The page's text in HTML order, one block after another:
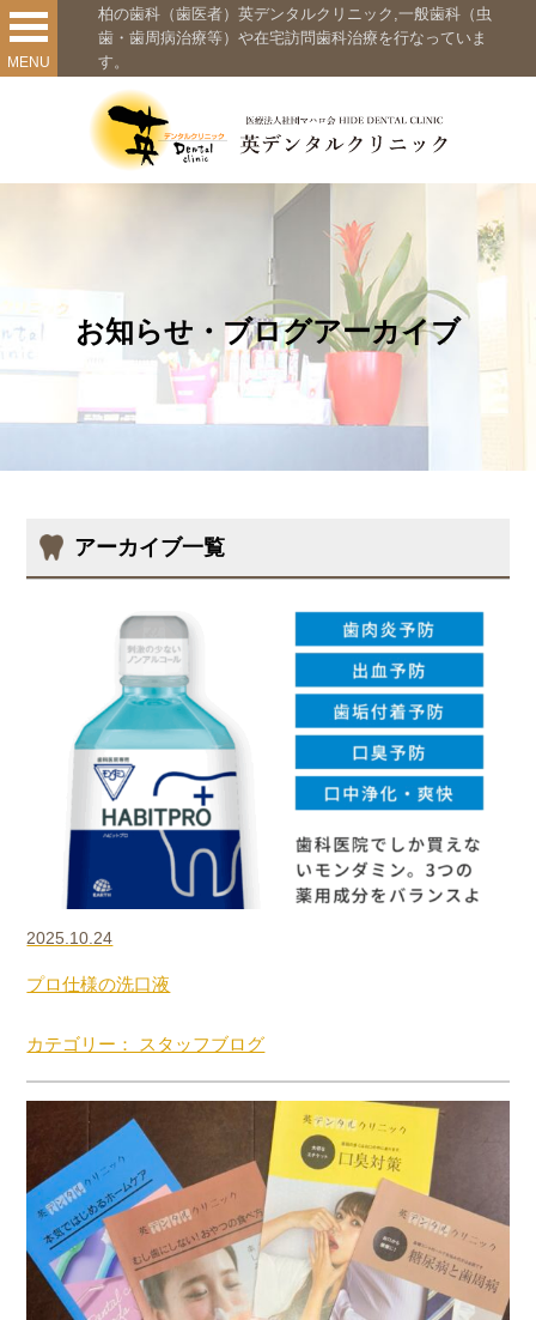
MENU
柏の歯科（歯医者）英デンタルクリニック,一般歯科（虫
歯・歯周病治療等）や在宅訪問歯科治療を行なっていま
す。
お知らせ・ブログアーカイブ
アーカイブ一覧
2025.10.24
プロ仕様の洗口液
カテゴリー： スタッフブログ